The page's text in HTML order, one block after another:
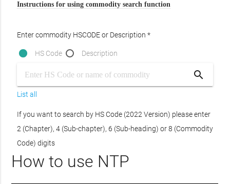
Instructions for using commodity search function
Enter commodity HSCODE or Description *
HS Code Description
search
List all
If you want to search by HS Code (2022 Version) please enter
2 (Chapter), 4 (Sub-chapter), 6 (Sub-heading) or 8 (Commodity
Code) digits
How to use NTP